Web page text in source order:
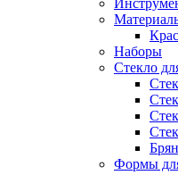
Наборы
Стекло
Формы